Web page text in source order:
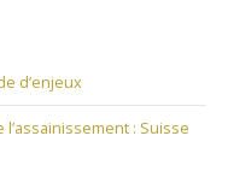
d’enjeux
: Suisse